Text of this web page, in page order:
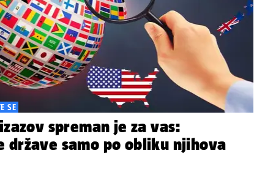
SE
spreman je za vas:
države samo po obliku njihova